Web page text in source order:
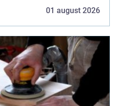
01 august 2026